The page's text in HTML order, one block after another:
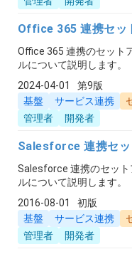
Office 365 連携セッ
Office 365 連携のセット
ルについて説明します。
2024-04-01
第9版
基盤
サービス連携
管理者
開発者
Salesforce 連携セッ
Salesforce 連携のセット
ルについて説明します。
2016-08-01
初版
基盤
サービス連携
管理者
開発者